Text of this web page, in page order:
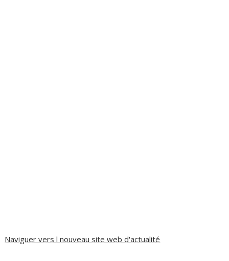
Naviguer vers l nouveau site web d'actualité